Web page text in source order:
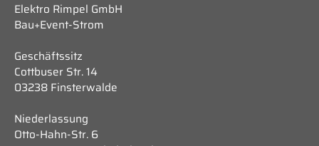
Elektro Rimpel GmbH
Bau+Event-Strom
Geschäftssitz
Cottbuser Str. 14
03238 Finsterwalde
Niederlassung
Otto-Hahn-Str. 6